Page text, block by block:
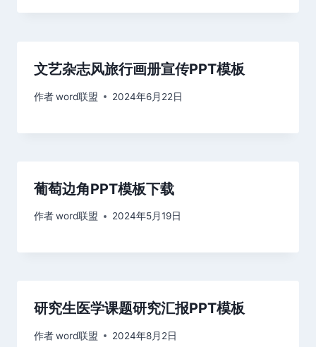
文艺杂志风旅行画册宣传PPT模板
作者word联盟 2024年6月22日
葡萄边角PPT模板下载
作者word联盟 2024年5月19日
研究生医学课题研究汇报PPT模板
作者word联盟 2024年8月2日